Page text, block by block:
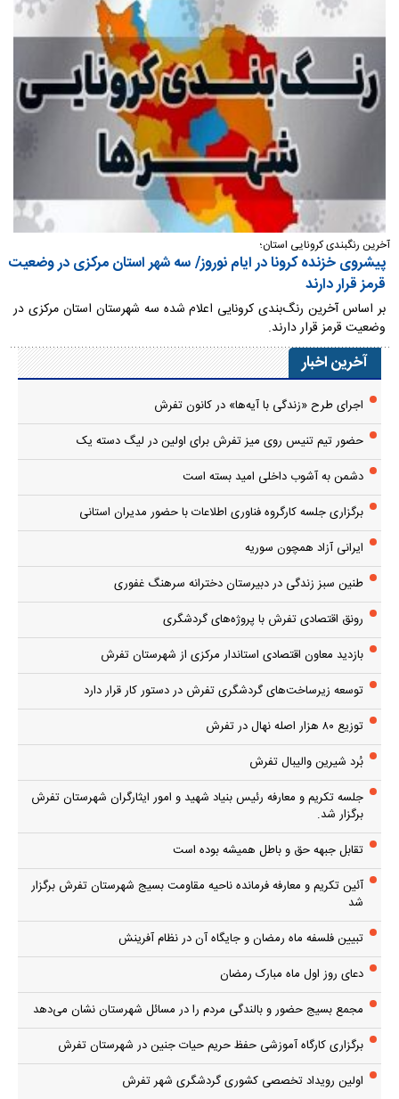
آخرین رنگبندی کرونایی استان؛
پیشروی خزنده کرونا در ایام نوروز/ سه شهر استان مرکزی در وضعیت
قرمز قرار دارند
بر اساس آخرین رنگ‌بندی کرونایی اعلام شده سه شهرستان استان مرکزی در
وضعیت قرمز قرار دارند.
آخرین اخبار
اجرای طرح «زندگی با آیه‌ها» در کانون تفرش
حضور تیم تنیس روی میز تفرش برای اولین در لیگ دسته یک
دشمن به آشوب داخلی امید بسته است
برگزاری جلسه کارگروه فناوری اطلاعات با حضور مدیران استانی
ایرانی آزاد همچون سوریه
طنین سبز زندگی در دبیرستان دخترانه سرهنگ غفوری
رونق اقتصادی تفرش با پروژه‌های گردشگری
بازدید معاون اقتصادی استاندار مرکزی از شهرستان تفرش
توسعه زیرساخت‌های گردشگری تفرش در دستور کار قرار دارد
توزیع ۸۰ هزار اصله نهال در تفرش
بُرد شیرین والیبال تفرش
جلسه تکریم و معارفه رئیس بنیاد شهید و امور ایثارگران شهرستان تفرش
برگزار شد.
تقابل جبهه حق و باطل همیشه بوده است
آئین تکریم و معارفه فرمانده ناحیه مقاومت بسیج شهرستان تفرش برگزار
شد
تبیین فلسفه ماه رمضان و جایگاه آن در نظام آفرینش
دعای روز اول ماه مبارک رمضان
مجمع بسیج حضور و بالندگی مردم را در مسائل شهرستان نشان می‌دهد
برگزاری کارگاه آموزشی حفظ حریم حیات جنین در شهرستان تفرش
اولین رویداد تخصصی کشوری گردشگری شهر تفرش